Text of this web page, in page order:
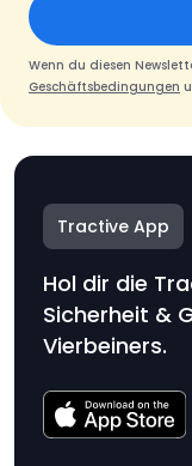
Wenn du diesen
Geschäftsbedingungen
Tractive App
Hol dir die
Sicherheit &
Vierbeiners.